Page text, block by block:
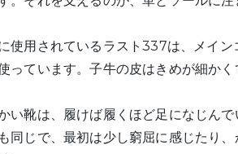
使用されているラスト337は、メイ
っています。子牛の皮はきめが細か
い靴は、履けば履くほど足になじんで
同じで、最初は少し窮屈に感じたり